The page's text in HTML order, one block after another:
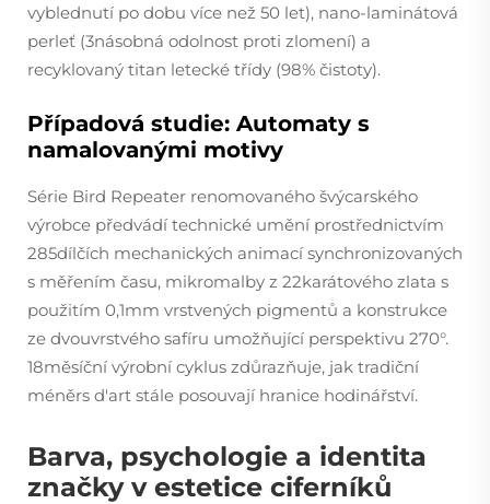
vyblednutí po dobu více než 50 let), nano-laminátová
perleť (3násobná odolnost proti zlomení) a
recyklovaný titan letecké třídy (98% čistoty).
Případová studie: Automaty s
namalovanými motivy
Série Bird Repeater renomovaného švýcarského
výrobce předvádí technické umění prostřednictvím
285dílčích mechanických animací synchronizovaných
s měřením času, mikromalby z 22karátového zlata s
použitím 0,1mm vrstvených pigmentů a konstrukce
ze dvouvrstvého safíru umožňující perspektivu 270°.
18měsíční výrobní cyklus zdůrazňuje, jak tradiční
méněrs d'art stále posouvají hranice hodinářství.
Barva, psychologie a identita
značky v estetice ciferníků